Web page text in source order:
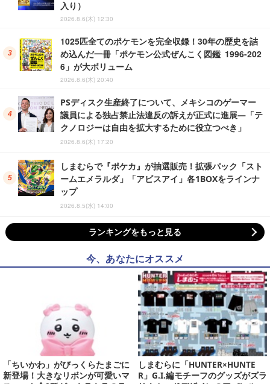
入り）
2026.8.6(木) 12:30
1025匹全てのポケモンを完全収録！30年の歴史を詰
め込んだ一冊「ポケモン公式ぜんこく図鑑 1996-202
6」が大ボリューム
2026.8.6(木) 20:40
PSディスク生産終了について、メキシコのゲーマー
議員による独占禁止法違反の訴えが正式に進展―「テ
クノロジーは自由を拡大するために役立つべき」
2026.8.6(木) 17:20
しまむらで『ポケカ』が抽選販売！拡張パック「スト
ームエメラルダ」「アビスアイ」各1BOXをラインナ
ップ
2026.8.5(水) 14:00
ランキングをもっと見る
今、あなたにオススメ
「ちいかわ」がびっくらたまごに
新登場！大きなリボンが可愛いマ
しまむらに「HUNTER×HUNTE
R」G.I.編モチーフのグッズがズラ